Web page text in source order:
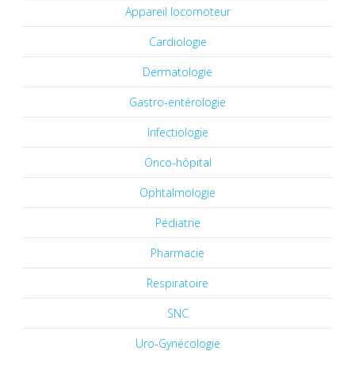
Appareil locomoteur
Cardiologie
Dermatologie
Gastro-entérologie
Infectiologie
Onco-hôpital
Ophtalmologie
Pédiatrie
Pharmacie
Respiratoire
SNC
Uro-Gynécologie